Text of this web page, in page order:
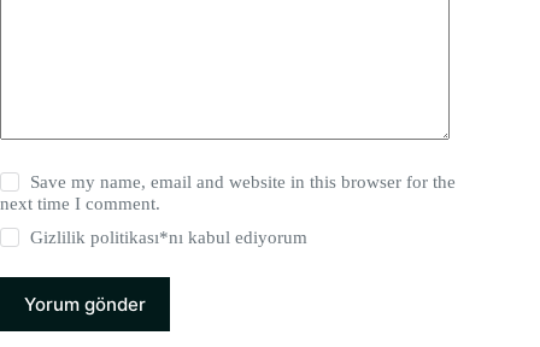
Save my name, email and website in this browser for the
next time I comment.
Gizlilik politikası*nı kabul ediyorum
Yorum gönder